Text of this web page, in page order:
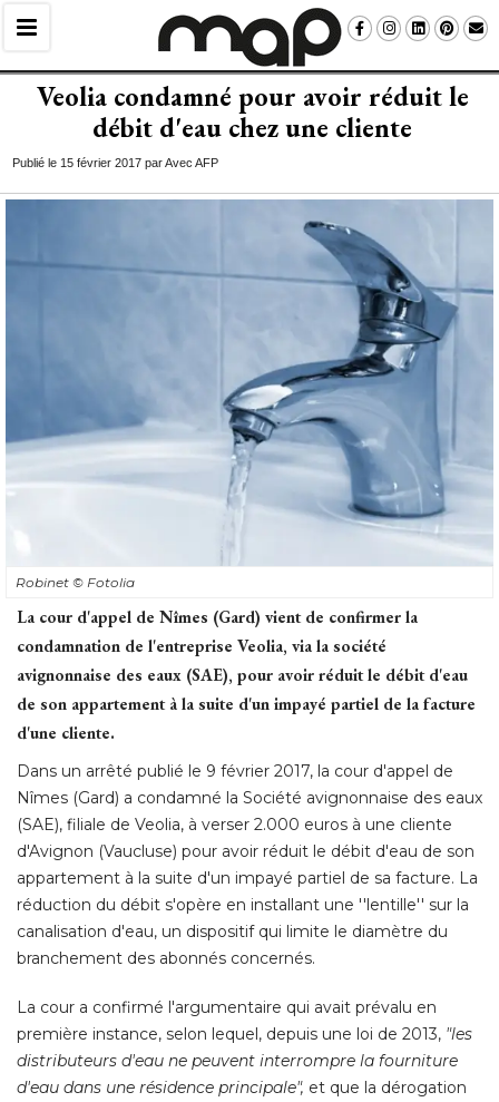
Veolia condamné pour avoir réduit le
débit d'eau chez une cliente
Publié le 15 février 2017 par Avec AFP
Robinet © Fotolia
La cour d'appel de Nîmes (Gard) vient de confirmer la
condamnation de l'entreprise Veolia, via la société
avignonnaise des eaux (SAE), pour avoir réduit le débit d'eau
de son appartement à la suite d'un impayé partiel de la facture
d'une cliente.
Dans un arrêté publié le 9 février 2017, la cour d'appel de
Nîmes (Gard) a condamné la Société avignonnaise des eaux
(SAE), filiale de Veolia, à verser 2.000 euros à une cliente
d'Avignon (Vaucluse) pour avoir réduit le débit d'eau de son
appartement à la suite d'un impayé partiel de sa facture. La
réduction du débit s'opère en installant une ''lentille'' sur la
canalisation d'eau, un dispositif qui limite le diamètre du
branchement des abonnés concernés.
La cour a confirmé l'argumentaire qui avait prévalu en
première instance, selon lequel, depuis une loi de 2013, "les
distributeurs d'eau ne peuvent interrompre la fourniture
d'eau dans une résidence principale", et que la dérogation